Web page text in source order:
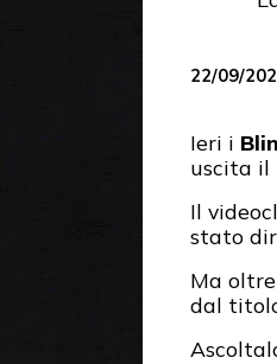
22/09/
Ieri i
uscita il
Il
stato
Ma
dal